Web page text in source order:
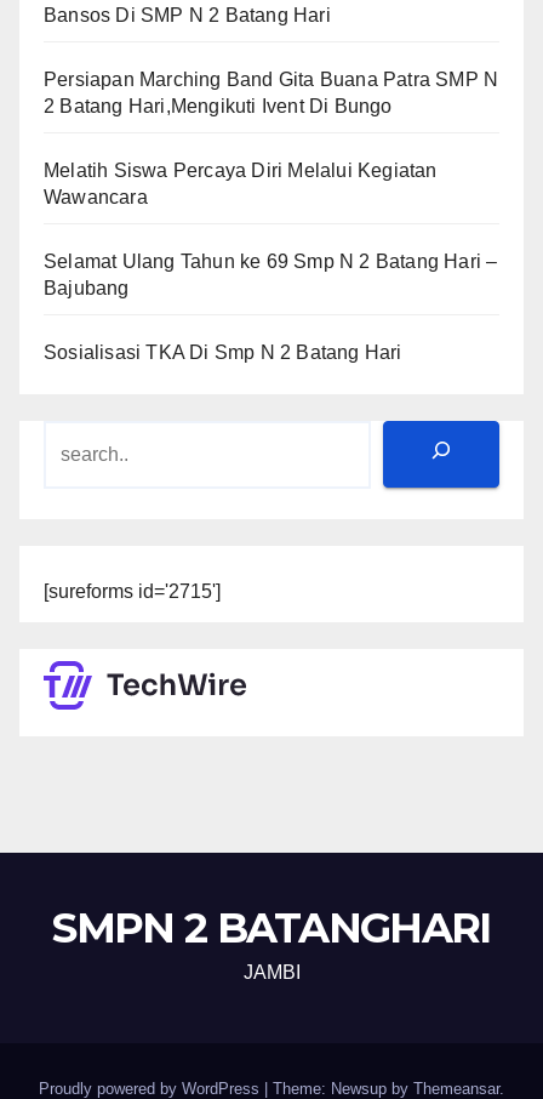
Bansos Di SMP N 2 Batang Hari
Persiapan Marching Band Gita Buana Patra SMP N
2 Batang Hari,Mengikuti Ivent Di Bungo
Melatih Siswa Percaya Diri Melalui Kegiatan
Wawancara
Selamat Ulang Tahun ke 69 Smp N 2 Batang Hari –
Bajubang
Sosialisasi TKA Di Smp N 2 Batang Hari
Search
[sureforms id='2715']
SMPN 2 BATANGHARI
JAMBI
Proudly powered by WordPress Theme: Newsup by Themeansar.